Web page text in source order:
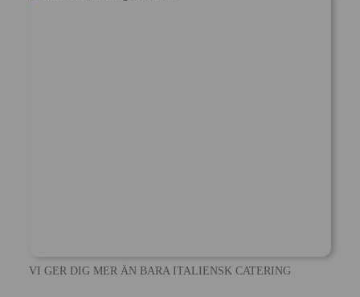
VI GER DIG MER ÄN BARA ITALIENSK CATERING